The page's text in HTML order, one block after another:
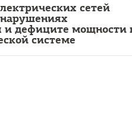
сетей
и дефиците мощности
системе